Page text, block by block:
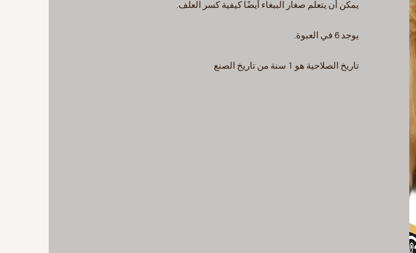
يمكن أن يتعلم صغار الببغاء أيضًا كيفية كسر العلف.
يوجد 6 في العبوة.
تاريخ الصلاحية هو 1 سنة من تاريخ الصنع